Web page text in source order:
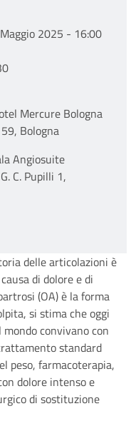
2025 - 16:00
Mercure Bologna
Bologna
Angiosuite
C. Pupilli 1,
delle articolazioni è
di dolore e di
(OA) è la forma
si stima che oggi
convivano con
standard
peso, farmacoterapia,
dolore intenso e
di sostituzione